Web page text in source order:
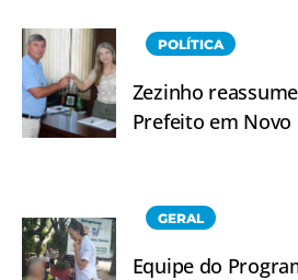
POLÍTICA
Zezinho
Prefeito em Novo
GERAL
Equipe do